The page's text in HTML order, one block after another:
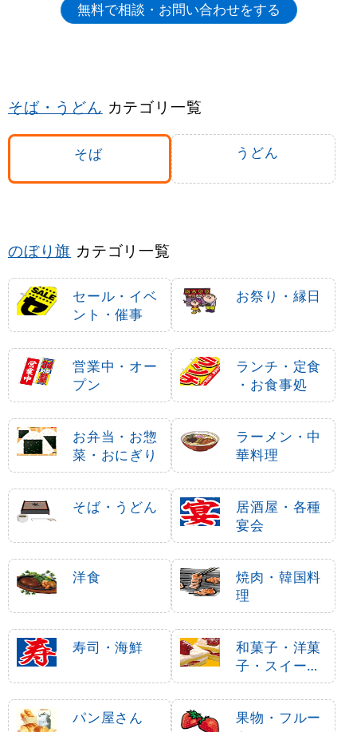
そば・うどん カテゴリ一覧
そば うどん
のぼり旗 カテゴリ一覧
セール・イベ
ント・催事
お祭り・縁日
営業中・オー
プン
ランチ・定食
・お食事処
お弁当・お惣
菜・おにぎり
ラーメン・中
華料理
そば・うどん
居酒屋・各種
宴会
洋食
焼肉・韓国料
理
寿司・海鮮
和菓子・洋菓
子・スイーツ
・アイス
パン屋さん
果物・フルー